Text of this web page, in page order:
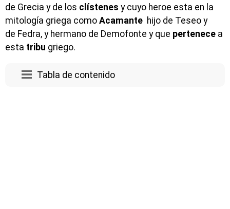
de Grecia y de los clístenes y cuyo heroe esta en la
mitología griega como Acamante hijo de Teseo y
de Fedra, y hermano de Demofonte y que pertenece a
esta tribu griego.
Tabla de contenido